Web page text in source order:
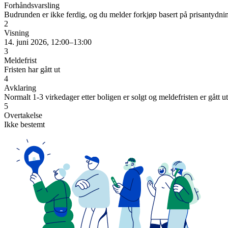
Forhåndsvarsling
Budrunden er ikke ferdig, og du melder forkjøp basert på
2
Visning
14. juni 2026, 12:00–13:00
3
Meldefrist
Fristen har gått ut
4
Avklaring
Normalt 1-3 virkedager etter boligen er solgt og meldefristen er gått ut
5
Overtakelse
Ikke bestemt